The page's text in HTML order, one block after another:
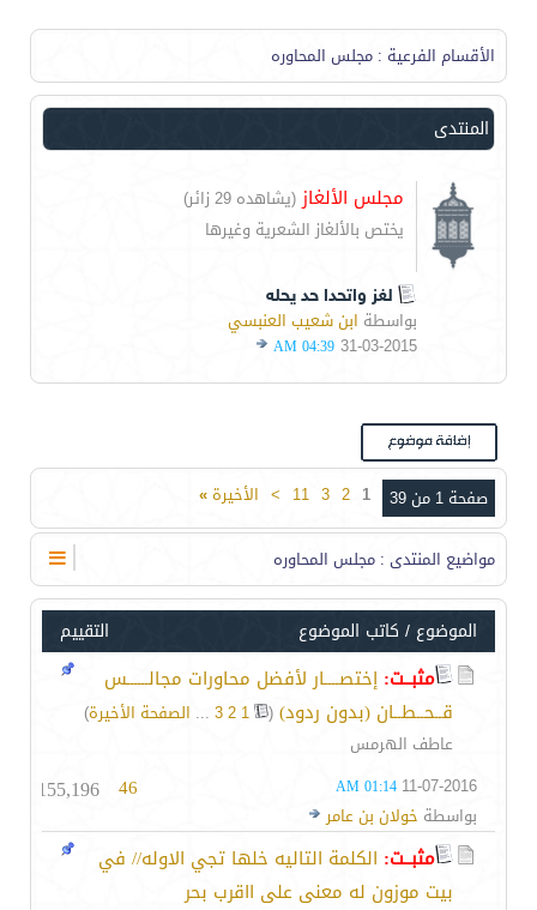
الأقسام الفرعية : مجلس المحاوره
المنتدى
مجلس الألغاز (يشاهده 29 زائر)
يختص بالألغاز الشعرية وغيرها
لغز واتحدا حد يحله
بواسطة ابن شعيب العنبسي
31-03-2015
04:39 AM
صفحة 1 من 39 1
2
3
11
> الأخيرة»
مواضيع المنتدى : مجلس المحاوره
التقييم الموضوع / كاتب الموضوع
مثبــت: إختصــــار لأفضل محاورات مجالــــــس
قــحــطــان (بدون ردود) (
1
2
3
... الصفحة الأخيرة)
عاطف الهرمس
11-07-2016
01:14 AM
بواسطة خولان بن عامر
46
155,196
مثبــت: الكلمة التاليه خلها تجي الاوله// في
بيت موزون له معنى على ااقرب بحر